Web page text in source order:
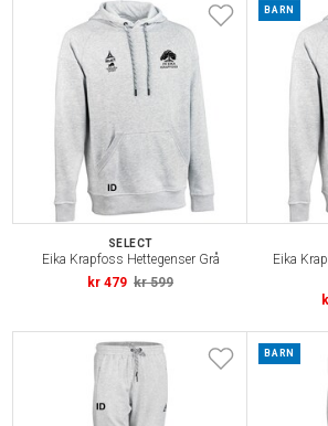
SELECT
Eika Krapfoss Hettegenser Grå
kr 479 kr 599
BARN
Eika
BARN